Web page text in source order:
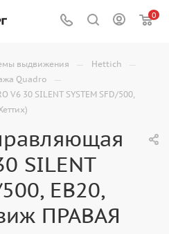
0
выдвижения — Hettich —
Quadro —
30 SILENT SYSTEM SFD/500,
SILENT
EB20,
ПРАВАЯ